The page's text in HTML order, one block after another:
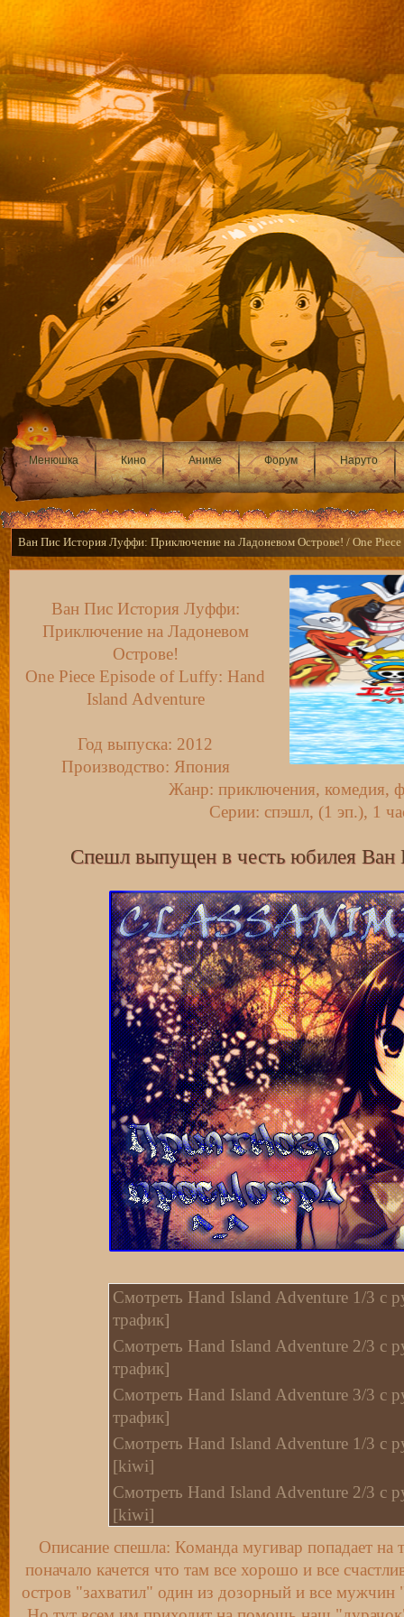
Менюшка Кино Аниме Форум Наруто
Ван Пис История Луффи: Приключение на Ладоневом Острове! / One
Ван Пис История Луффи:
Приключение на Ладоневом
Острове!
One Piece Episode of Luffy: Hand
Island Adventure
Год выпуска: 2012
Производство: Япония
Жанр: приключения, комедия,
Серии: спэшл, (1 эп.), 1
Спешл выпущен в честь юбилея Ван
Смотреть Hand Island Adventure 1/3 c
трафик]
Смотреть Hand Island Adventure 2/3 c
трафик]
Смотреть Hand Island Adventure 3/3 c
трафик]
Смотреть Hand Island Adventure 1/3 с
[kiwi]
Смотреть Hand Island Adventure 2/3 с
[kiwi]
Смотреть Hand Island Adventure 3/3 с
[kiwi]
Смотреть Hand Island Adventure 1/3 с
[Myvi]
Описание спешла: Команда мугивар попадает на
поначало качется что там все хорошо и все
остров "захватил" один из дозорный и все мужчин